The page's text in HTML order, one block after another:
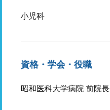
小児科
資格・学会・役職
昭和医科大学病院 前院長